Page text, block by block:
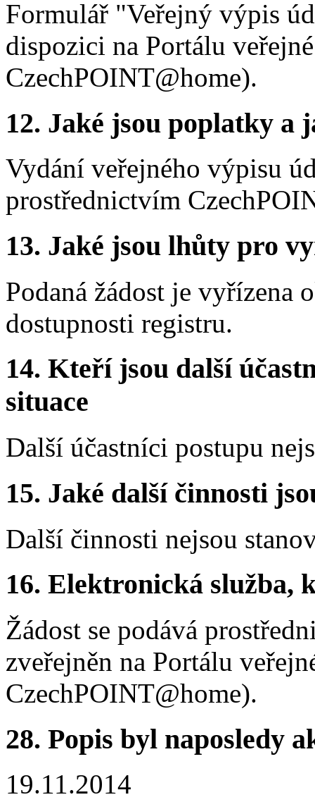
Formulář "Veřejný výpis
dispozici na Portálu
CzechPOINT@home).
12. Jaké jsou poplatky a
Vydání veřejného výpisu
prostřednictvím
13. Jaké jsou lhůty pro
Podaná žádost je vyřízena
dostupnosti registru.
14. Kteří jsou další
situace
Další účastníci postupu
15. Jaké další činnosti
Další činnosti nejsou
16. Elektronická služba,
Žádost se podává
zveřejněn na Portálu
CzechPOINT@home).
28. Popis byl naposledy
19.11.2014